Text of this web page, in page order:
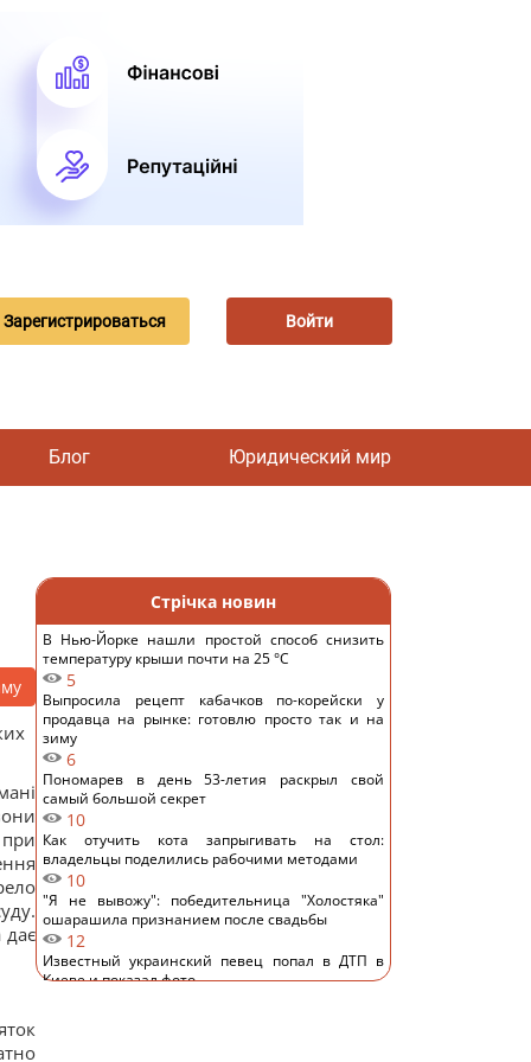
Зарегистрироваться Войти
Блог Юридический мир
дає
Стрічка новин
В Нью-Йорке нашли простой способ снизить
температуру крыши почти на 25 °C
5
Выпросила рецепт кабачков по-корейски у
продавца на рынке: готовлю просто так и на
зиму
6
Пономарев в день 53-летия раскрыл свой
самый большой секрет
10
Как отучить кота запрыгивать на стол:
владельцы поделились рабочими методами
10
"Я не вывожу": победительница "Холостяка"
ошарашила признанием после свадьбы
12
Известный украинский певец попал в ДТП в
Киеве и показал фото